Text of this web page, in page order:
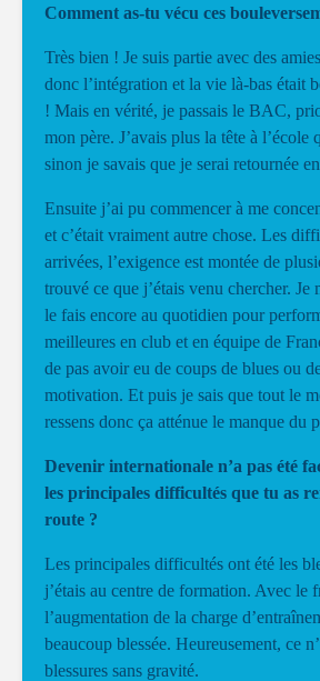
Comment as-tu vécu ces
Très bien ! Je suis partie avec des
donc l’intégration et la vie là-bas était
! Mais en vérité, je passais le BAC,
mon père. J’avais plus la tête à l’école
sinon je savais que je serai retournée
Ensuite j’ai pu commencer à me
et c’était vraiment autre chose. Les
arrivées, l’exigence est montée de
trouvé ce que j’étais venu chercher. Je
le fais encore au quotidien pour
meilleures en club et en équipe de
de pas avoir eu de coups de blues ou
motivation. Et puis je sais que tout le
ressens donc ça atténue le manque du
Devenir internationale n’a pas été
les principales difficultés que tu as
route ?
Les principales difficultés ont été les
j’étais au centre de formation. Avec le
l’augmentation de la charge
beaucoup blessée. Heureusement, ce
blessures sans gravité.